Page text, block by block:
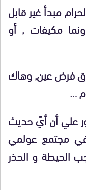
مبدأ غير قابل
مكيفات , أو
فرض عين, وهاك
…
علي أن أيّ حديث
في مجتمع عولمي
الحيطة و الحذر